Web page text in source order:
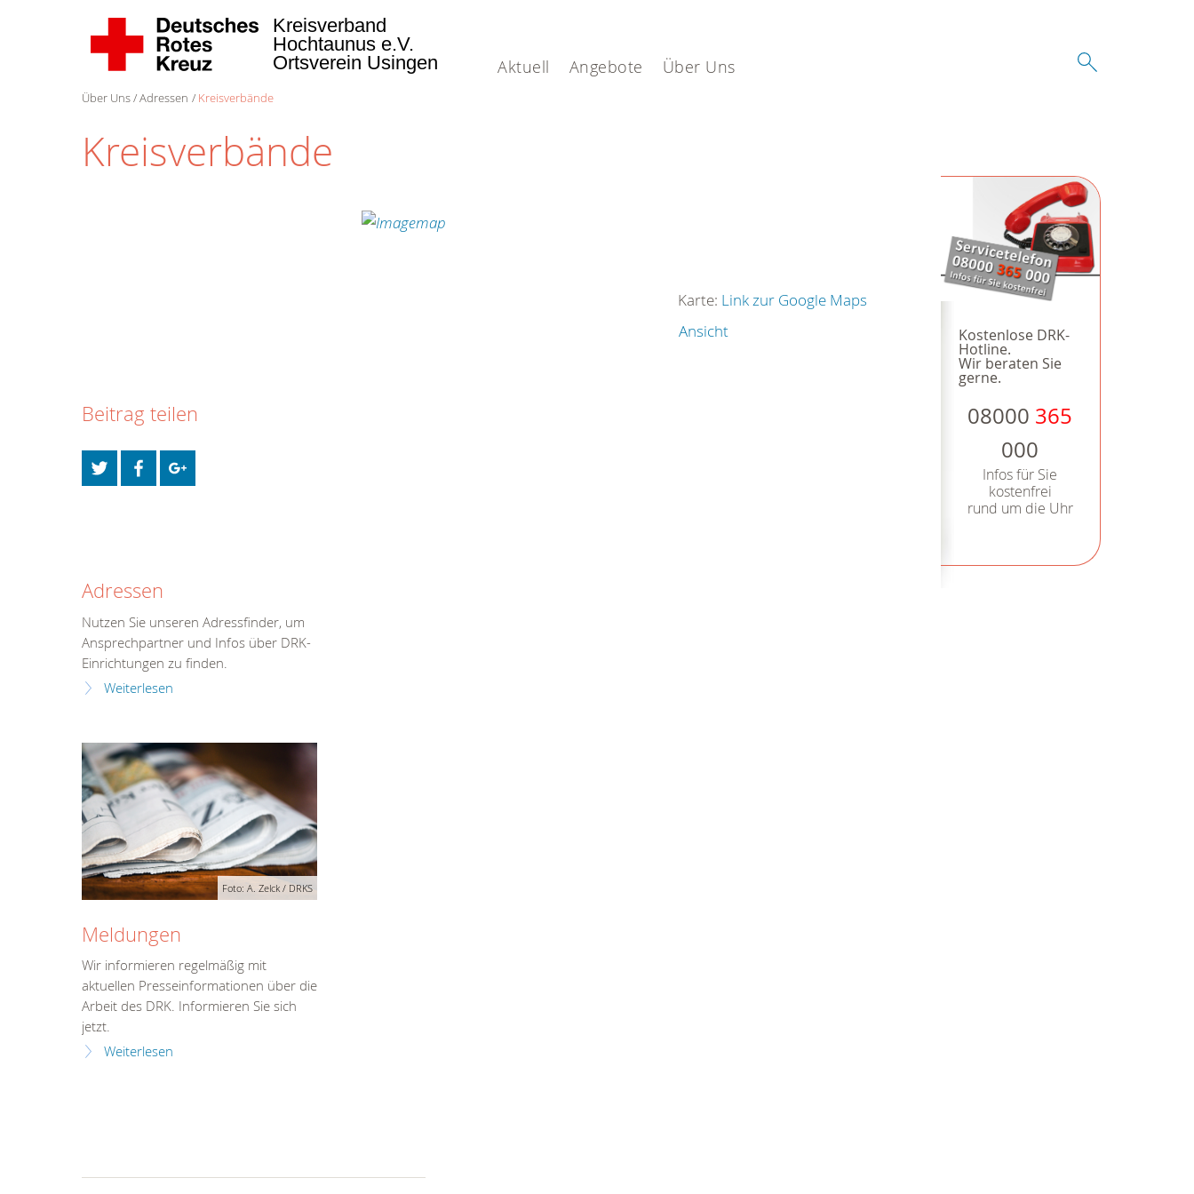
Aktuell Angebote Über Uns
Kreisverband
Hochtaunus e.V.
Ortsverein Usingen
Über Uns Adressen Kreisverbände
Kreisverbände
Kostenlose DRK-
Hotline.
Wir beraten Sie
gerne.
08000 365
000
Infos für Sie
kostenfrei
rund um die Uhr
Karte: Link zur Google Maps
Ansicht
Beitrag teilen
Adressen
Nutzen Sie unseren Adressfinder, um
Ansprechpartner und Infos über DRK-
Einrichtungen zu finden.
Weiterlesen
Foto: A. Zelck / DRKS
Meldungen
Wir informieren regelmäßig mit
aktuellen Presseinformationen über die
Arbeit des DRK. Informieren Sie sich
jetzt.
Weiterlesen